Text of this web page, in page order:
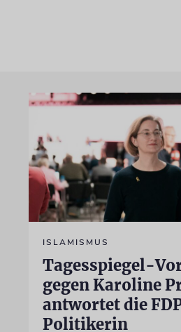
ISLAMISMUS
Tagesspiegel-
gegen Karoline
antwortet die
Politikerin